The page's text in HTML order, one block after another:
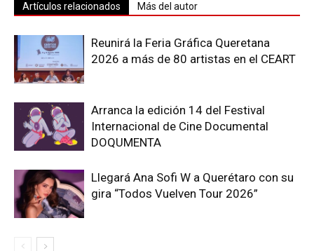
Artículos relacionados Más del autor
Reunirá la Feria Gráfica Queretana
2026 a más de 80 artistas en el CEART
Arranca la edición 14 del Festival
Internacional de Cine Documental
DOQUMENTA
Llegará Ana Sofi W a Querétaro con su
gira “Todos Vuelven Tour 2026”